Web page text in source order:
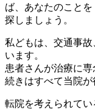
ば、あなたのこと
探しましょう。
私どもは、交通事
います。
患者さんが治療に
続きはすべて当院が
転院を考えられて